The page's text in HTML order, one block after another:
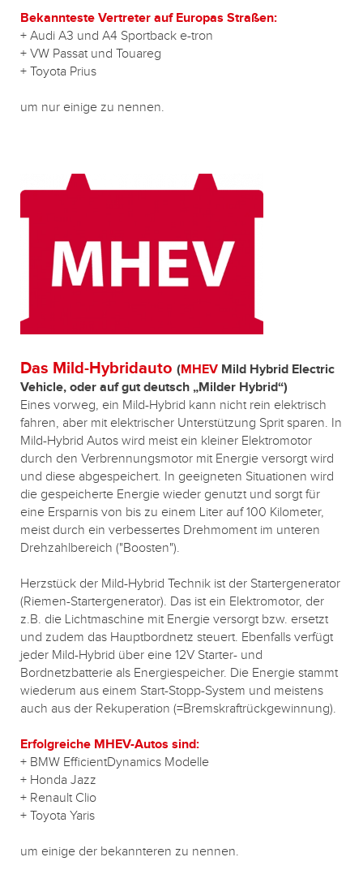
Bekannteste Vertreter auf Europas Straßen:
+ Audi A3 und A4 Sportback e-tron
+ VW Passat und Touareg
+ Toyota Prius
um nur einige zu nennen.
Das Mild-Hybridauto (MHEV Mild Hybrid Electric
Vehicle, oder auf gut deutsch „Milder Hybrid“)
Eines vorweg, ein Mild-Hybrid kann nicht rein elektrisch
fahren, aber mit elektrischer Unterstützung Sprit sparen. In
Mild-Hybrid Autos wird meist ein kleiner Elektromotor
durch den Verbrennungsmotor mit Energie versorgt wird
und diese abgespeichert. In geeigneten Situationen wird
die gespeicherte Energie wieder genutzt und sorgt für
eine Ersparnis von bis zu einem Liter auf 100 Kilometer,
meist durch ein verbessertes Drehmoment im unteren
Drehzahlbereich ("Boosten").
Herzstück der Mild-Hybrid Technik ist der Startergenerator
(Riemen-Startergenerator). Das ist ein Elektromotor, der
z.B. die Lichtmaschine mit Energie versorgt bzw. ersetzt
und zudem das Hauptbordnetz steuert. Ebenfalls verfügt
jeder Mild-Hybrid über eine 12V Starter- und
Bordnetzbatterie als Energiespeicher. Die Energie stammt
wiederum aus einem Start-Stopp-System und meistens
auch aus der Rekuperation (=Bremskraftrückgewinnung).
Erfolgreiche MHEV-Autos sind:
+ BMW EfficientDynamics Modelle
+ Honda Jazz
+ Renault Clio
+ Toyota Yaris
um einige der bekannteren zu nennen.